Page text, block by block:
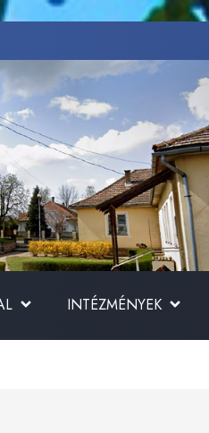
INTÉZMÉNYEK